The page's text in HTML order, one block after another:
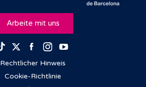
Arbeite mit uns
TikTokTwitterFacebook
Instagram
Rechtlicher Hinweis
Cookie-Richtlinie